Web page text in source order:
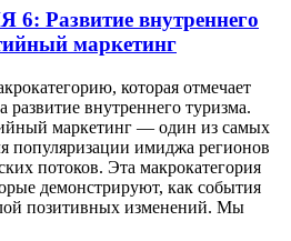
Развитие внутреннего
маркетинг
которая отмечает
внутреннего туризма.
маркетинг — один из самых
популяризации имиджа регионов
потоков. Эта макрокатегория
демонстрируют, как события
позитивных изменений. Мы